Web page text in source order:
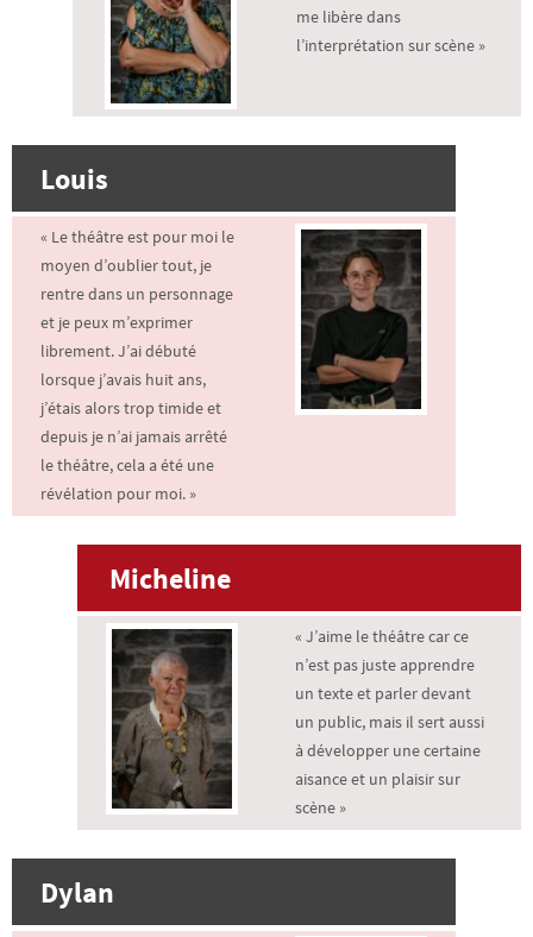
me libère dans
l’interprétation sur scène »
Louis
« Le théâtre est pour moi le
moyen d’oublier tout, je
rentre dans un personnage
et je peux m’exprimer
librement. J’ai débuté
lorsque j’avais huit ans,
j’étais alors trop timide et
depuis je n’ai jamais arrêté
le théâtre, cela a été une
révélation pour moi. »
Micheline
« J’aime le théâtre car ce
n’est pas juste apprendre
un texte et parler devant
un public, mais il sert aussi
à développer une certaine
aisance et un plaisir sur
scène »
Dylan